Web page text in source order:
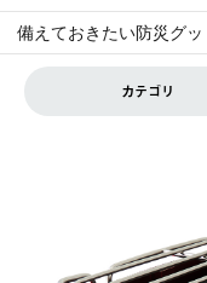
カテゴリ